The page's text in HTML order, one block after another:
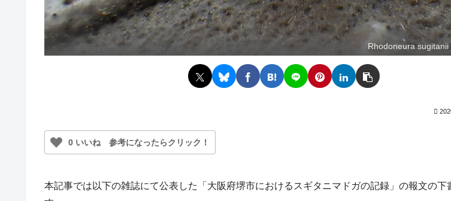
Rhodoneura
0 いいね 参考になったらクリック！
本記事では以下の雑誌にて公表した「大阪府堺市におけるスギタニマドガの記録」の報文の下